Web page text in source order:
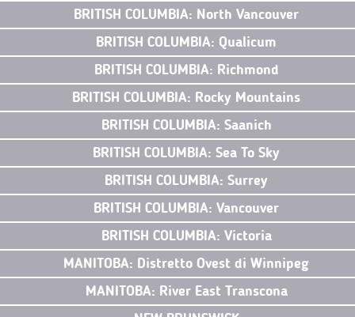
BRITISH COLUMBIA: North Vancouver
BRITISH COLUMBIA: Qualicum
BRITISH COLUMBIA: Richmond
BRITISH COLUMBIA: Rocky Mountains
BRITISH COLUMBIA: Saanich
BRITISH COLUMBIA: Sea To Sky
BRITISH COLUMBIA: Surrey
BRITISH COLUMBIA: Vancouver
BRITISH COLUMBIA: Victoria
MANITOBA: Distretto Ovest di Winnipeg
MANITOBA: River East Transcona